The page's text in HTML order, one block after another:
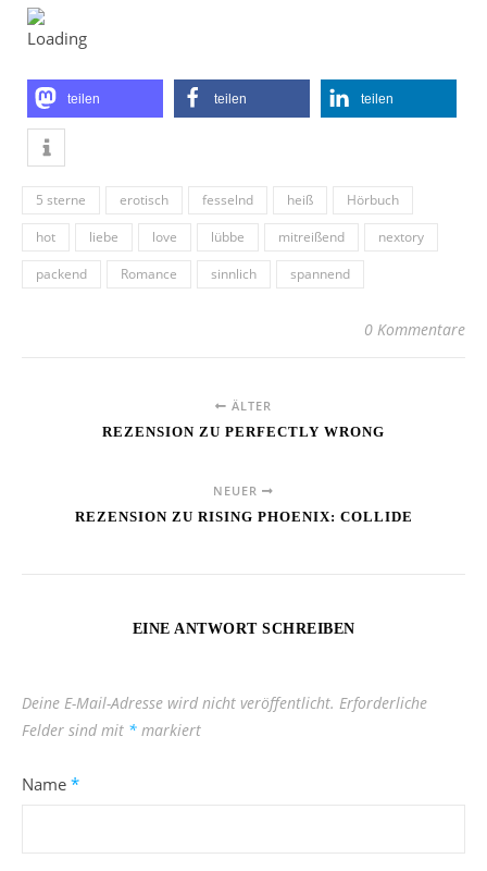
teilen teilen teilen
5 sterne erotisch fesselnd heiß
Hörbuch
hot
liebe love lübbe mitreißend
nextory
packend
Romance sinnlich spannend
0 Kommentare
ÄLTER
REZENSION ZU PERFECTLY WRONG
NEUER
REZENSION ZU RISING PHOENIX: COLLIDE
EINE ANTWORT SCHREIBEN
Deine E-Mail-Adresse wird nicht veröffentlicht. Erforderliche
Felder sind mit * markiert
Name *